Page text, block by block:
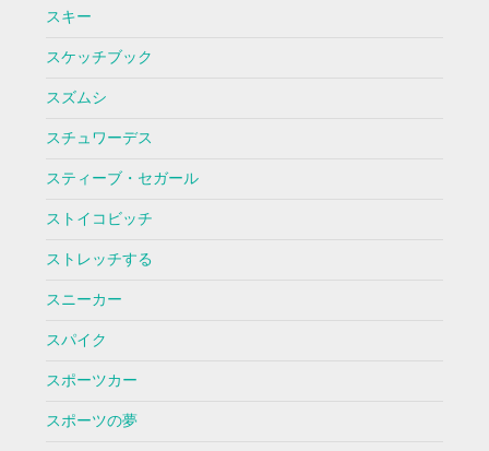
スキー
スケッチブック
スズムシ
スチュワーデス
スティーブ・セガール
ストイコビッチ
ストレッチする
スニーカー
スパイク
スポーツカー
スポーツの夢